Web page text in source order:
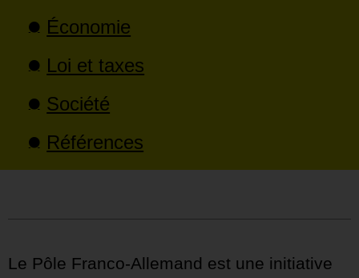
Économie
Loi et taxes
Société
Références
Le Pôle Franco-Allemand est une initiative